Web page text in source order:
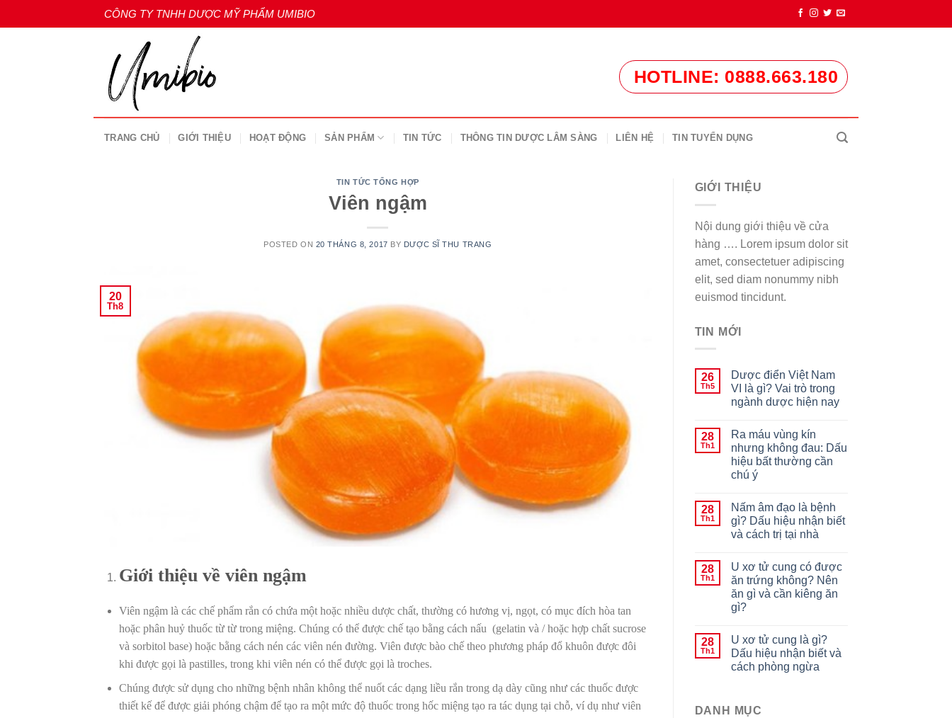
to
CÔNG TY TNHH DƯỢC MỸ PHẨM UMIBIO
HOTLINE: 0888.663.180
TRANG CHỦ GIỚI THIỆU HOẠT ĐỘNG SẢN PHẨM TIN TỨC THÔNG TIN DƯỢC LÂM SÀNG LIÊN HỆ TIN TUYỂN DỤNG
TIN TỨC TỔNG HỢP
Viên ngậm
POSTED ON 20 THÁNG 8, 2017 BY DƯỢC SĨ THU TRANG
20
Th8
Giới thiệu về viên ngậm
Viên ngậm là các chế phẩm rắn có chứa một hoặc nhiều dược chất, thường có hương vị, ngọt, có mục đích hòa tan
hoặc phân huỷ thuốc từ từ trong miệng. Chúng có thể được chế tạo bằng cách nấu (gelatin và / hoặc hợp chất sucrose
và sorbitol base) hoặc bằng cách nén các viên nén đường. Viên được bào chế theo phương pháp đổ khuôn được đôi
khi được gọi là pastilles, trong khi viên nén có thể được gọi là troches.
Chúng được sử dụng cho những bệnh nhân không thể nuốt các dạng liều rắn trong dạ dày cũng như các thuốc được
thiết kế để được giải phóng chậm để tạo ra một mức độ thuốc trong hốc miệng tạo ra tác dụng tại chỗ, ví dụ như viên
GIỚI THIỆU
Nội dung giới thiệu về cửa
hàng …. Lorem ipsum dolor sit
amet, consectetuer adipiscing
elit, sed diam nonummy nibh
euismod tincidunt.
TIN MỚI
26
Th5
Dược điển Việt Nam
VI là gì? Vai trò trong
ngành dược hiện nay
28
Th1
Ra máu vùng kín
nhưng không đau: Dấu
hiệu bất thường cần
chú ý
28
Th1
Nấm âm đạo là bệnh
gì? Dấu hiệu nhận biết
và cách trị tại nhà
28
Th1
U xơ tử cung có được
ăn trứng không? Nên
ăn gì và cần kiêng ăn
gì?
28
Th1
U xơ tử cung là gì?
Dấu hiệu nhận biết và
cách phòng ngừa
DANH MỤC